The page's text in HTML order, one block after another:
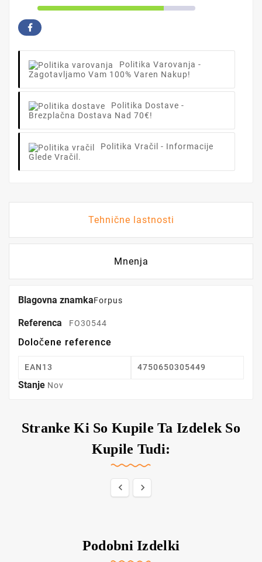
Politika Varovanja -
Zagotavljamo Vam 100% Varen Nakup!
Politika Dostave -
Brezplačna Dostava Nad 70€!
Politika Vračil - Informacije
Glede Vračil.
Tehnične lastnosti
Mnenja
Blagovna znamkaForpus
Referenca FO30544
Določene reference
EAN13 4750650305449
Stanje Nov
Stranke Ki So Kupile Ta Izdelek So
Kupile Tudi:
 
Podobni Izdelki